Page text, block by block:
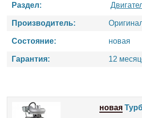
Раздел:
Производитель:
Состояние: новая
Гарантия: 12
новая